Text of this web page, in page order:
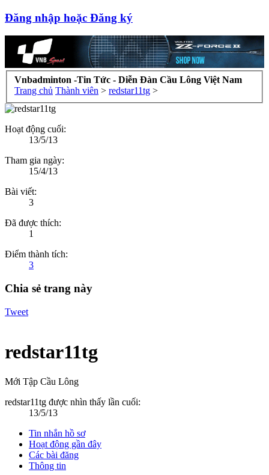
Đăng nhập hoặc Đăng ký
Vnbadminton -Tin Tức - Diễn Đàn Cầu Lông Việt Nam
Trang chủ Thành viên > redstar11tg >
Hoạt động cuối:
13/5/13
Tham gia ngày:
15/4/13
Bài viết:
3
Đã được thích:
1
Điểm thành tích:
3
Chia sẻ trang này
Tweet
redstar11tg
Mới Tập Cầu Lông
redstar11tg được nhìn thấy lần cuối:
13/5/13
Tin nhắn hồ sơ
Hoạt động gần đây
Các bài đăng
Thông tin